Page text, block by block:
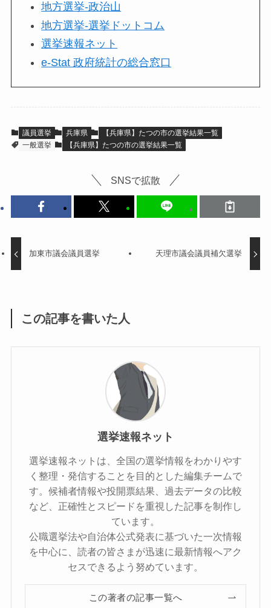
地方選挙-政治山
地方選挙-選挙ドットコム
選挙速報ネット
e-Stat 政府統計の総合窓口
議員選挙 兵庫県
【兵庫県】たつの市の選挙結果一覧
一般選挙
【兵庫県】たつの市の選挙結果一覧
SNSで拡散
加東市議会議員選挙 天理市議会議員補欠選挙
この記事を書いた人
選挙速報ネット
選挙速報ネットは、全国の選挙情報をわかりやす
く整理・発信することを目的とした編集チームで
す。候補者情報や投開票結果、過去データの比較
など、正確性とスピードを重視した記事を制作し
ています。
公職選挙法や自治体公式発表に基づいた一次情報
を中心に、読者の皆さまが迅速に最新情報へアク
セスできるよう努めています。
この著者の記事一覧へ